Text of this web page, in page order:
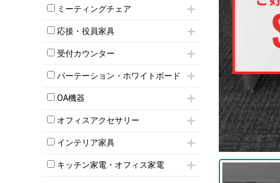
上下連結キャビネット
軽量ラック（スチールラック）
収納家具その他
オープン書庫
両開書庫
引き違い書庫
3人用ロッカー
5人用ロッカー
8人用ロッカー
多人数ロッカー
シリンダー錠ロッカー
ダイヤル錠ロッカー
ボタン錠ロッカー
シューズロッカー・下駄箱
ロッカーその他
ミーティングテーブル
スタッキングテーブル
ネスティングテーブル
カウンターテーブル
T字脚テーブル
会議テーブルW1200～
会議テーブルW1800～
折りたたみ会議テーブル
ハイテーブル
ミーティングチェア
キャスター付きミーティングチェア
スタッキングミーティングチェア
テーブル付きミーティングチェア
折りたたみミーティングチェア
ハイチェア
ミーティングチェアその他
応接・役員家具
応接セット
応接ソファ
応接チェア
応接・役員家具その他
受付カウンター
ハイカウンター
ローカウンター
ラウンジカウンター
パーテーション・ホワイトボード
パーテーション
自立タイプパーテーション
パーテーションその他
壁掛けホワイトボード
ホワイトボードその他
OA機器
iPad
電話機（ビジネスフォン）
シュレッダー
スクリーン
オフィスアクセサリー
チェア用台車
演台・講演台・演説台
防音パネル
インテリア家具
モールドチェア
ダイニングチェア
キッチン家電・オフィス家電